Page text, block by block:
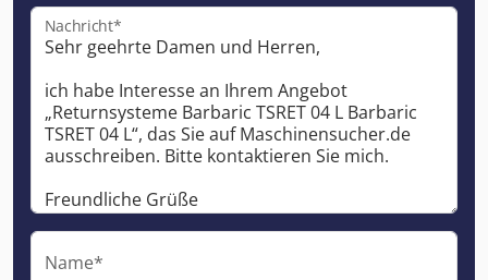
Nachricht*
Name*